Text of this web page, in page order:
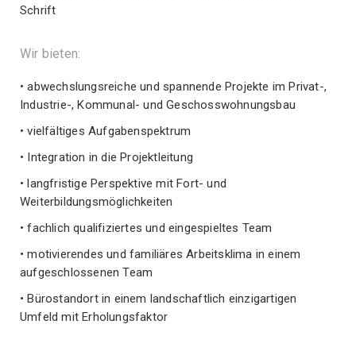
Schrift
Wir bieten:
• abwechslungsreiche und spannende Projekte im Privat-,
Industrie-, Kommunal- und Geschosswohnungsbau
• vielfältiges Aufgabenspektrum
• Integration in die Projektleitung
• langfristige Perspektive mit Fort- und
Weiterbildungsmöglichkeiten
• fachlich qualifiziertes und eingespieltes Team
• motivierendes und familiäres Arbeitsklima in einem
aufgeschlossenen Team
• Bürostandort in einem landschaftlich einzigartigen
Umfeld mit Erholungsfaktor